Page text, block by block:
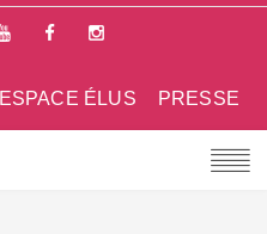
PRESSE
ESPACE ÉLUS